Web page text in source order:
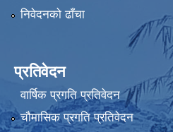
निवेदनको ढाँचा
प्रतिवेदन
वार्षिक प्रगति प्रतिवेदन
चौमासिक प्रगति प्रतिवेदन